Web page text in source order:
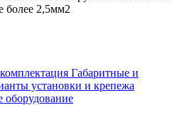
более 2,5мм2
Габаритные и
установки и крепежа
оборудование